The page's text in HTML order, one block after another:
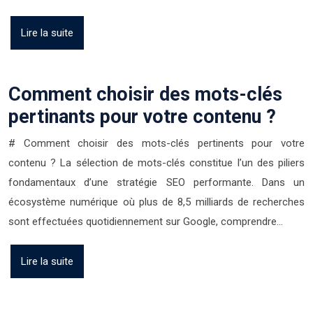
Lire la suite
Comment choisir des mots-clés
pertinants pour votre contenu ?
# Comment choisir des mots-clés pertinents pour votre
contenu ? La sélection de mots-clés constitue l’un des piliers
fondamentaux d’une stratégie SEO performante. Dans un
écosystème numérique où plus de 8,5 milliards de recherches
sont effectuées quotidiennement sur Google, comprendre…
Lire la suite